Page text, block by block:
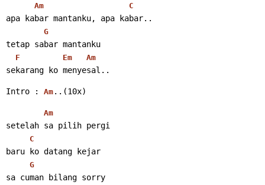
Am C
apa kabar mantanku, apa kabar..
G
tetap sabar mantanku
F Em Am
sekarang ko menyesal..
Intro : Am ..(10x)
Am
setelah sa pilih pergi
C
baru ko datang kejar
G
sa cuman bilang sorry